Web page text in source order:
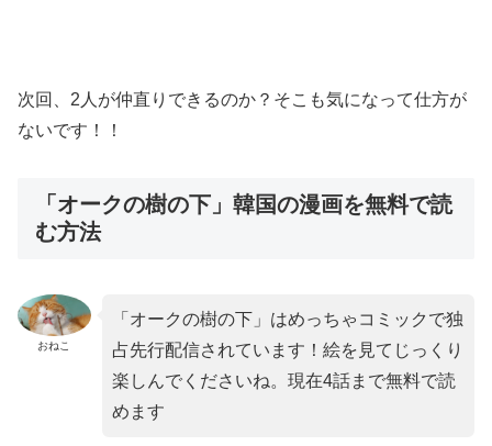
次回、2人が仲直りできるのか？そこも気になって仕方が
ないです！！
「オークの樹の下」韓国の漫画を無料で読
む方法
おねこ
「オークの樹の下」はめっちゃコミックで独
占先行配信されています！絵を見てじっくり
楽しんでくださいね。現在4話まで無料で読
めます